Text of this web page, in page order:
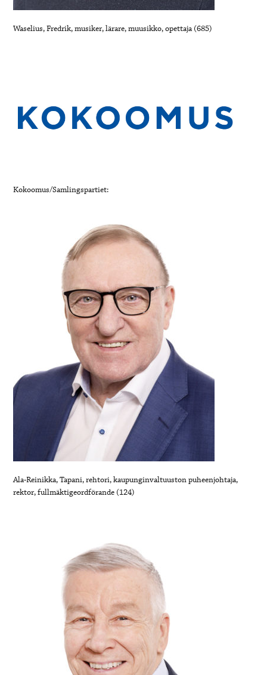
Waselius, Fredrik, musiker, lärare, muusikko, opettaja (685)
Kokoomus/Samlingspartiet:
Ala-Reinikka, Tapani, rehtori, kaupunginvaltuuston puheenjohtaja,
rektor, fullmäktigeordförande (124)